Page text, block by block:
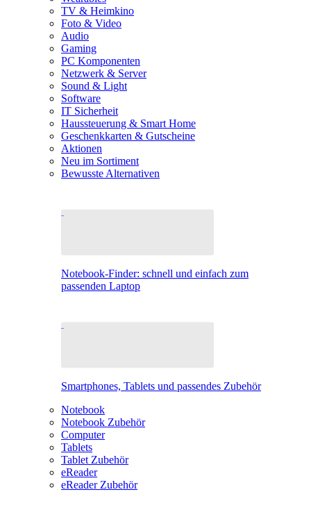
TV & Heimkino
Foto & Video
Audio
Gaming
PC Komponenten
Netzwerk & Server
Sound & Light
Software
IT Sicherheit
Haussteuerung & Smart Home
Geschenkkarten & Gutscheine
Aktionen
Neu im Sortiment
Bewusste Alternativen
Notebook-Finder: schnell und einfach zum
passenden Laptop
Smartphones, Tablets und passendes Zubehör
Notebook
Notebook Zubehör
Computer
Tablets
Tablet Zubehör
eReader
eReader Zubehör